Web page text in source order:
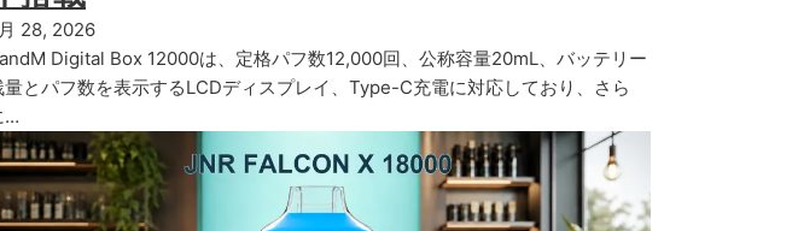
28, 2026
Digital Box 12000は、定格パフ数12,000回、公称容量20mL、バッテリー
量とパフ数を表示するLCDディスプレイ、Type-C充電に対応しており、さら
…